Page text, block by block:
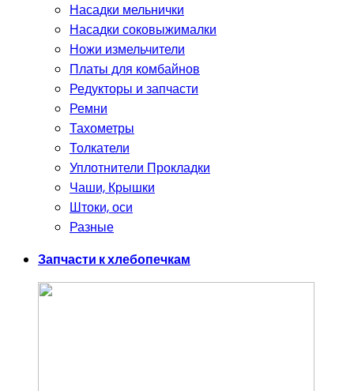
Насадки мельнички
Насадки соковыжималки
Ножи измельчители
Платы для комбайнов
Редукторы и запчасти
Ремни
Тахометры
Толкатели
Уплотнители Прокладки
Чаши, Крышки
Штоки, оси
Разные
Запчасти к хлебопечкам